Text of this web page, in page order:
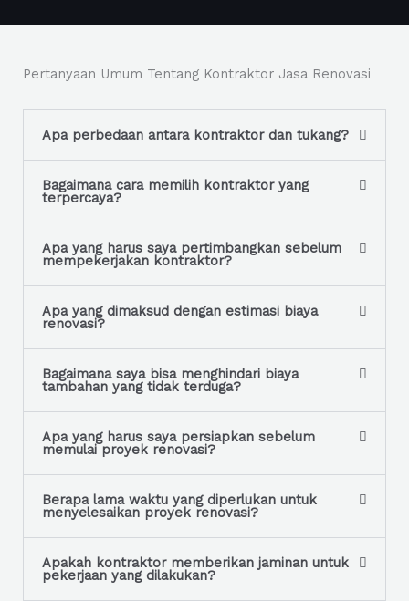
T
x
s
a
Pertanyaan Umum Tentang Kontraktor Jasa Renovasi
Apa perbedaan antara kontraktor dan tukang?
Bagaimana cara memilih kontraktor yang
terpercaya?
Apa yang harus saya pertimbangkan sebelum
mempekerjakan kontraktor?
Apa yang dimaksud dengan estimasi biaya
renovasi?
Bagaimana saya bisa menghindari biaya
tambahan yang tidak terduga?
Apa yang harus saya persiapkan sebelum
memulai proyek renovasi?
Berapa lama waktu yang diperlukan untuk
menyelesaikan proyek renovasi?
Apakah kontraktor memberikan jaminan untuk
pekerjaan yang dilakukan?